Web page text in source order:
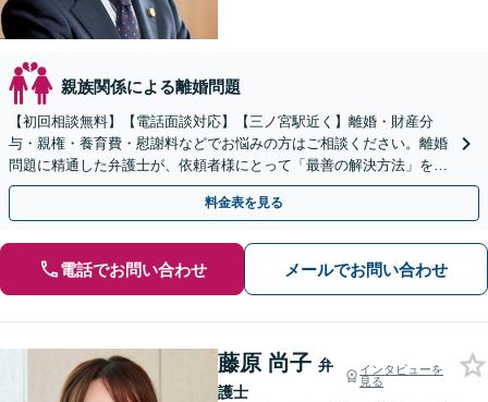
親族関係による離婚問題
【初回相談無料】【電話面談対応】【三ノ宮駅近く】離婚・財産分
与・親権・養育費・慰謝料などでお悩みの方はご相談ください。離婚
問題に精通した弁護士が、依頼者様にとって「最善の解決方法」をご
提案します。
料金表を見る
電話でお問い合わせ メールでお問い合わせ
藤原 尚子 弁
護士
インタビューを
見る